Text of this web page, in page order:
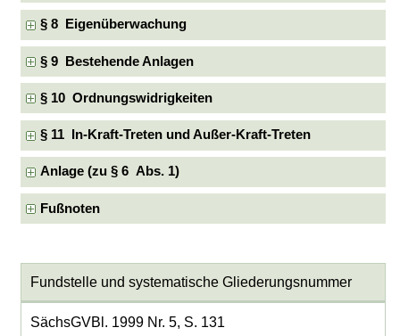
§ 8 Eigenüberwachung
§ 9 Bestehende Anlagen
§ 10 Ordnungswidrigkeiten
§ 11 In-Kraft-Treten und Außer-Kraft-Treten
Anlage (zu § 6 Abs. 1)
Fußnoten
Fundstelle und systematische Gliederungsnummer
SächsGVBl. 1999 Nr. 5, S. 131